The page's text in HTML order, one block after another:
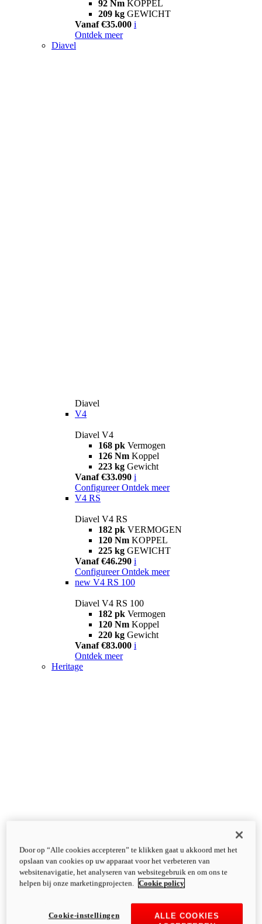
92 Nm KOPPEL
209 kg GEWICHT
Vanaf €35.000 i
Ontdek meer
Diavel
Diavel
V4
Diavel V4
168 pk Vermogen
126 Nm Koppel
223 kg Gewicht
Vanaf €33.090 i
Configureer Ontdek meer
V4 RS
Diavel V4 RS
182 pk VERMOGEN
120 Nm KOPPEL
225 kg GEWICHT
Vanaf €46.290 i
Configureer Ontdek meer
new V4 RS 100
Diavel V4 RS 100
182 pk Vermogen
120 Nm Koppel
220 kg Gewicht
Vanaf €83.000 i
Ontdek meer
Heritage
Door op “Alle cookies accepteren” te klikken gaat u akkoord met het
opslaan van cookies op uw apparaat voor het verbeteren van
websitenavigatie, het analyseren van websitegebruik en om ons te
helpen bij onze marketingprojecten.
Cookie policy
ALLE COOKIES
Cookie-instellingen